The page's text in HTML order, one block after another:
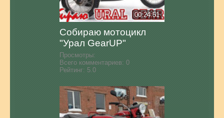
00:24:51
Собираю мотоцикл
"Урал GearUP"
Просмотры:
Всего комментариев: 0
Рейтинг: 5.0